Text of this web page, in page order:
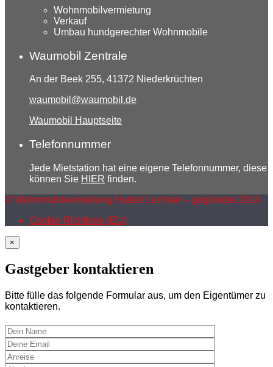
Wohnmobilvermietung
Verkauf
Umbau hundgerechter Wohnmobile
Waumobil Zentrale
An der Beek 255, 41372 Niederkrüchten
waumobil@waumobil.de
Waumobil Hauptseite
Telefonnummer
Jede Mietstation hat eine eigene Telefonnummer, diese
können Sie HIER finden.
© Wohnmobilvermietung Hubert Lechner – gegründet 2014
Cookie-Richtlinie (EU)
×
Gastgeber kontaktieren
Bitte fülle das folgende Formular aus, um den Eigentümer zu
kontaktieren.